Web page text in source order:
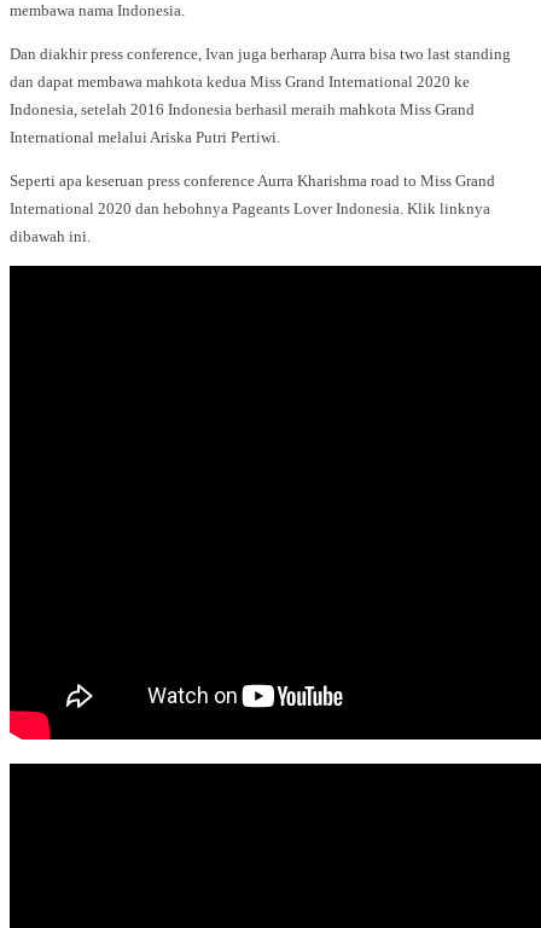
membawa nama Indonesia.
Dan diakhir press conference, Ivan juga berharap Aurra bisa two last standing
dan dapat membawa mahkota kedua Miss Grand International 2020 ke
Indonesia, setelah 2016 Indonesia berhasil meraih mahkota Miss Grand
International melalui Ariska Putri Pertiwi.
Seperti apa keseruan press conference Aurra Kharishma road to Miss Grand
International 2020 dan hebohnya Pageants Lover Indonesia. Klik linknya
dibawah ini.